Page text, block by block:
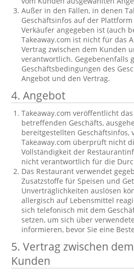
Außer in den Fällen, in denen
Geschäftsinfos auf der
Verkäufer angegeben ist (auch
Takeaway.com ist nicht für das
Vertrag zwischen dem Kunden
verantwortlich. Gegebenenfalls
Geschäftsbedingungen des
Angebot und den Vertrag.
4. Angebot
Takeaway.com veröffentlicht
betreffenden Geschäfts,
bereitgestellten Geschäftsinfos,
Takeaway.com überprüft nicht
Vollständigkeit der
nicht verantwortlich für die
Das Restaurant verwendet
Zusatzstoffe für Speisen und
Unverträglichkeiten auslösen
allergisch auf Lebensmittel
sich telefonisch mit dem
setzen, um sich über
informieren, bevor Sie eine
5. Vertrag zwischen
Kunden